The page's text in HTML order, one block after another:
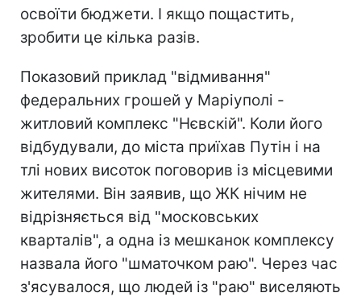
освоїти бюджети. І якщо пощастить,
зробити це кілька разів.
Показовий приклад "відмивання"
федеральних грошей у Маріуполі -
житловий комплекс "Нєвскій". Коли його
відбудували, до міста приїхав Путін і на
тлі нових висоток поговорив із місцевими
жителями. Він заявив, що ЖК нічим не
відрізняється від "московських
кварталів", а одна із мешканок комплексу
назвала його "шматочком раю". Через час
з'ясувалося, що людей із "раю" виселяють